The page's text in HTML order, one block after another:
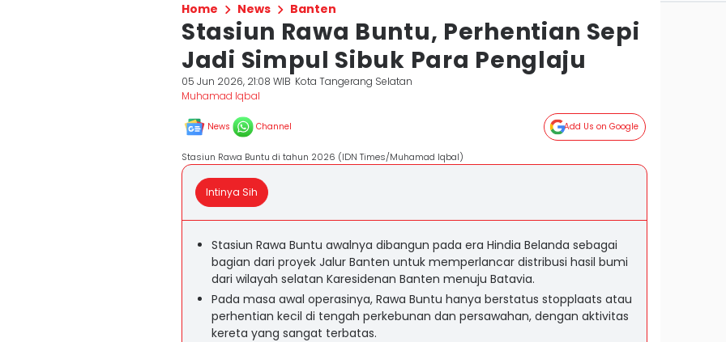
Home News Banten
Stasiun Rawa Buntu, Perhentian Sepi
Jadi Simpul Sibuk Para Penglaju
05 Jun 2026, 21:08 WIB Kota Tangerang Selatan
Muhamad Iqbal
News Channel Add Us on Google
Stasiun Rawa Buntu di tahun 2026 (IDN Times/Muhamad Iqbal)
Intinya Sih
Stasiun Rawa Buntu awalnya dibangun pada era Hindia Belanda sebagai
bagian dari proyek Jalur Banten untuk memperlancar distribusi hasil bumi
dari wilayah selatan Karesidenan Banten menuju Batavia.
Pada masa awal operasinya, Rawa Buntu hanya berstatus stopplaats atau
perhentian kecil di tengah perkebunan dan persawahan, dengan aktivitas
kereta yang sangat terbatas.